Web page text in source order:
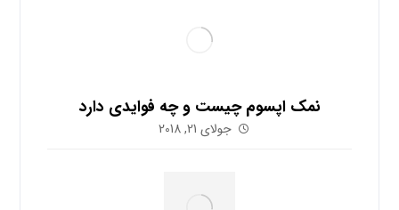
نمک اپسوم چیست و چه فوایدی دارد
جولای 21, 2018